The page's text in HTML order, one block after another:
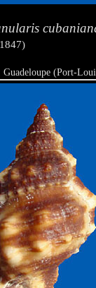
Guadeloupe (Port-